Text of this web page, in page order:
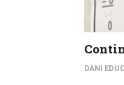
DANI